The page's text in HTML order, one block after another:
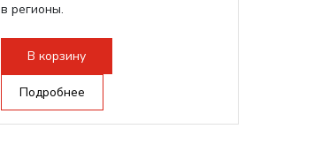
в регионы.
В корзину
Подробнее